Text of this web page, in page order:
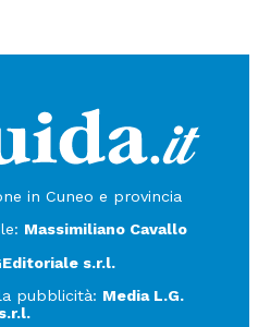
in Cuneo e provincia
Massimiliano Cavallo
s.r.l.
pubblicità: Media L.G.
s.r.l.